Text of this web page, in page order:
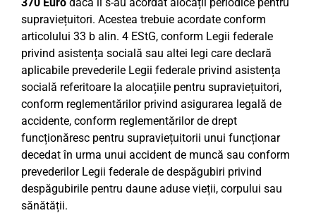
supraviețuitori. Acestea trebuie acordate conform
articolului 33 b alin. 4 EStG, conform Legii federale
privind asistența socială sau altei legi care declară
aplicabile prevederile Legii federale privind asistența
socială referitoare la alocațiile pentru supraviețuitori,
conform reglementărilor privind asigurarea legală de
accidente, conform reglementărilor de drept
funcționăresc pentru supraviețuitorii unui funcționar
decedat în urma unui accident de muncă sau conform
prevederilor Legii federale de despăgubiri privind
despăgubirile pentru daune aduse vieții, corpului sau
sănătății.